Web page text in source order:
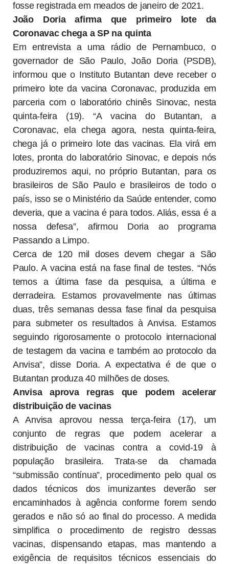
fosse registrada em meados de janeiro de 2021.
João Doria afirma que primeiro lote da
Coronavac chega a SP na quinta
Em entrevista a uma rádio de Pernambuco, o
governador de São Paulo, João Doria (PSDB),
informou que o Instituto Butantan deve receber o
primeiro lote da vacina Coronavac, produzida em
parceria com o laboratório chinês Sinovac, nesta
quinta-feira (19). “A vacina do Butantan, a
Coronavac, ela chega agora, nesta quinta-feira,
chega já o primeiro lote das vacinas. Ela virá em
lotes, pronta do laboratório Sinovac, e depois nós
produziremos aqui, no próprio Butantan, para os
brasileiros de São Paulo e brasileiros de todo o
país, isso se o Ministério da Saúde entender, como
deveria, que a vacina é para todos. Aliás, essa é a
nossa defesa”, afirmou Doria ao programa
Passando a Limpo.
Cerca de 120 mil doses devem chegar a São
Paulo. A vacina está na fase final de testes. “Nós
temos a última fase da pesquisa, a última e
derradeira. Estamos provavelmente nas últimas
duas, três semanas dessa fase final da pesquisa
para submeter os resultados à Anvisa. Estamos
seguindo rigorosamente o protocolo internacional
de testagem da vacina e também ao protocolo da
Anvisa”, disse Doria. A expectativa é de que o
Butantan produza 40 milhões de doses.
Anvisa aprova regras que podem acelerar
distribuição de vacinas
A Anvisa aprovou nessa terça-feira (17), um
conjunto de regras que podem acelerar a
distribuição de vacinas contra a covid-19 à
população brasileira. Trata-se da chamada
“submissão contínua”, procedimento pelo qual os
dados técnicos dos imunizantes deverão ser
encaminhados à agência conforme forem sendo
gerados e não só ao final do processo. A medida
simplifica o procedimento de registro dessas
vacinas, dispensando etapas, mas mantendo a
exigência de requisitos técnicos essenciais do